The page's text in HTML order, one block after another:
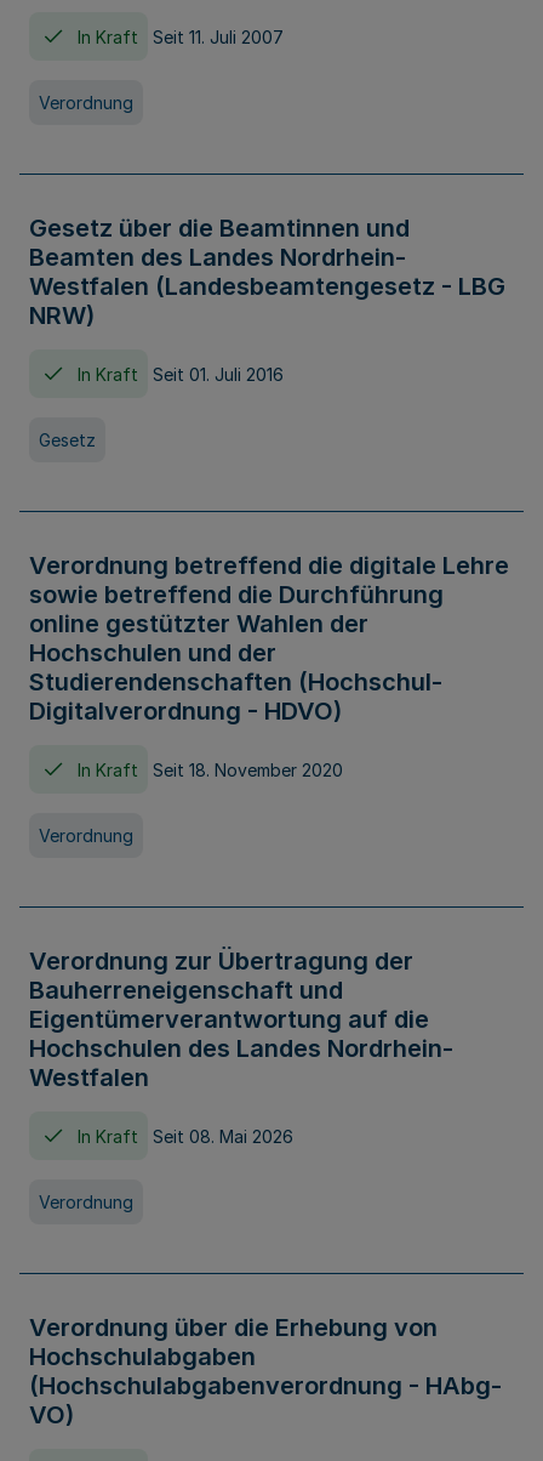
In Kraft Seit 11. Juli 2007
Verordnung
Gesetz über die Beamtinnen und
Beamten des Landes Nordrhein-
Westfalen (Landesbeamtengesetz - LBG
NRW)
In Kraft Seit 01. Juli 2016
Gesetz
Verordnung betreffend die digitale Lehre
sowie betreffend die Durchführung
online gestützter Wahlen der
Hochschulen und der
Studierendenschaften (Hochschul-
Digitalverordnung - HDVO)
In Kraft Seit 18. November 2020
Verordnung
Verordnung zur Übertragung der
Bauherreneigenschaft und
Eigentümerverantwortung auf die
Hochschulen des Landes Nordrhein-
Westfalen
In Kraft Seit 08. Mai 2026
Verordnung
Verordnung über die Erhebung von
Hochschulabgaben
(Hochschulabgabenverordnung - HAbg-
VO)